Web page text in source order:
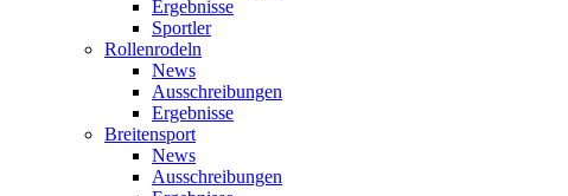
Ergebnisse
Sportler
Rollenrodeln
News
Ausschreibungen
Ergebnisse
Breitensport
News
Ausschreibungen